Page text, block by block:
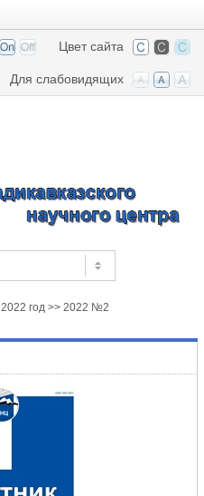
Цвет сайта
Для слабовидящих
2022 год >> 2022 №2